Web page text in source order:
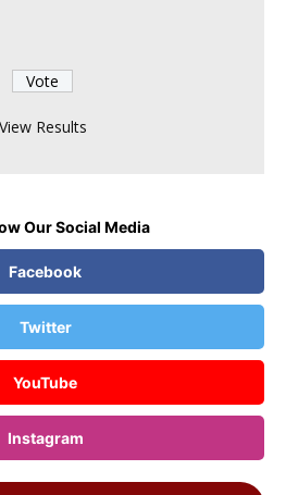
View Results
Our Social Media
Facebook
Twitter
YouTube
Instagram